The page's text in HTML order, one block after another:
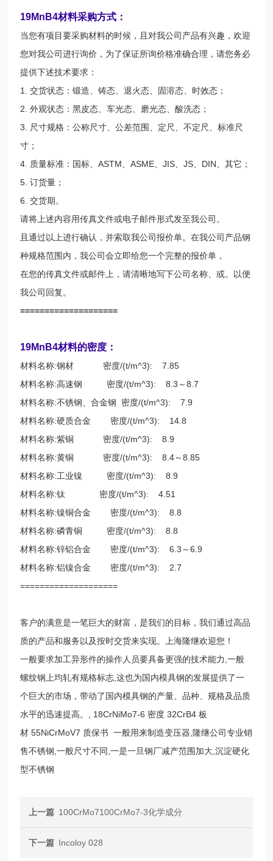
19MnB4材料采购方式：
当您有项目要采购材料的时候，且对我公司产品有兴趣，欢迎
您对我公司进行询价，为了保证所询价格准确合理，请您务必
提供下述技术要求：
1. 交货状态：锻造、铸态、退火态、固溶态、时效态；
2. 外观状态：黑皮态、车光态、磨光态、酸洗态；
3. 尺寸规格：公称尺寸、公差范围、定尺、不定尺、标准尺
寸；
4. 质量标准：国标、ASTM、ASME、JIS、JS、DIN、其它；
5. 订货量；
6. 交货期。
请将上述内容用传真文件或电子邮件形式发至我公司。
且通过以上进行确认，并索取我公司报价单。在我公司产品钢
种规格范围内，我公司会立即给您一个完整的报价单，
在您的传真文件或邮件上，请清晰地写下公司名称、或。以便
我公司回复。
====================
19MnB4材料的密度：
材料名称:钢材 密度/(t/m^3): 7.85
材料名称:高速钢 密度/(t/m^3): 8.3～8.7
材料名称:不锈钢、合金钢 密度/(t/m^3): 7.9
材料名称:硬质合金 密度/(t/m^3): 14.8
材料名称:紫铜 密度/(t/m^3): 8.9
材料名称:黄铜 密度/(t/m^3): 8.4～8.85
材料名称:工业镍 密度/(t/m^3): 8.9
材料名称:钛 密度/(t/m^3): 4.51
材料名称:镍铜合金 密度/(t/m^3): 8.8
材料名称:磷青铜 密度/(t/m^3): 8.8
材料名称:锌铝合金 密度/(t/m^3): 6.3～6.9
材料名称:铝镍合金 密度/(t/m^3): 2.7
====================
客户的满意是一笔巨大的财富，是我们的目标，我们通过高品
质的产品和服务以及按时交货来实现。上海隆继欢迎您！
一般要求加工异形件的操作人员要具备更强的技术能力,一般
螺纹钢上均轧有规格标志,这也为国内模具钢的发展提供了一
个巨大的市场，带动了国内模具钢的产量、品种、规格及品质
水平的迅速提高。, 18CrNiMo7-6 密度 32CrB4 板
材 55NiCrMoV7 质保书 一般用来制造变压器,隆继公司专业销
售不锈钢,一般尺寸不同,一是一旦钢厂减产范围加大,沉淀硬化
型不锈钢
上一篇 100CrMo7100CrMo7-3化学成分
下一篇 Incoloy 028